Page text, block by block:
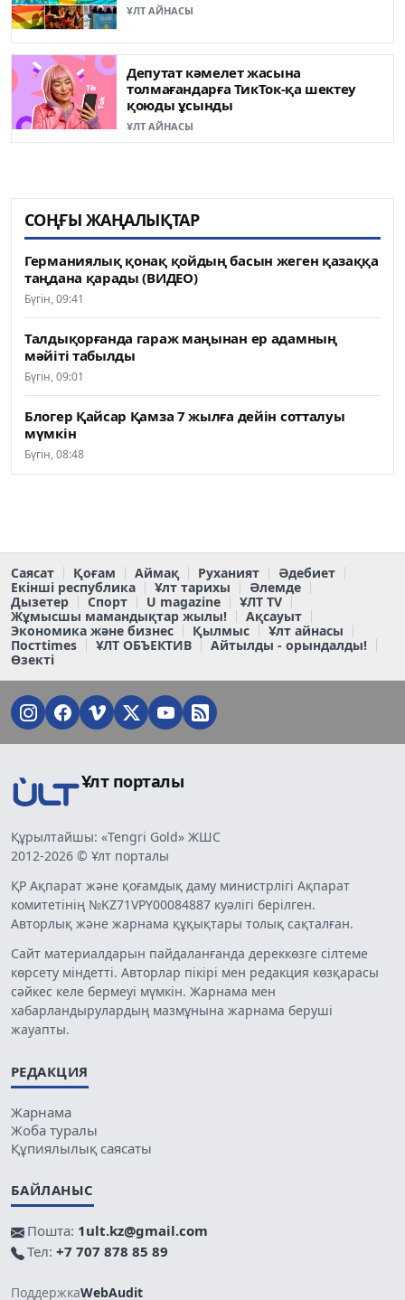
ҰЛТ АЙНАСЫ
Депутат кәмелет жасына
толмағандарға ТикТок-қа шектеу
қоюды ұсынды
ҰЛТ АЙНАСЫ
СОҢҒЫ ЖАҢАЛЫҚТАР
Германиялық қонақ қойдың басын жеген қазаққа
таңдана қарады (ВИДЕО)
Бүгін, 09:41
Талдықорғанда гараж маңынан ер адамның
мәйіті табылды
Бүгін, 09:01
Блогер Қайсар Қамза 7 жылға дейін сотталуы
мүмкін
Бүгін, 08:48
Саясат Қоғам Аймақ Руханият
Әдебиет
Екінші республика
Ұлт тарихы
Әлемде
Дызетер
Спорт U magazine
ҰЛТ TV
Жұмысшы мамандықтар жылы!
Ақсауыт
Экономика және бизнес
Қылмыс
Ұлт айнасы
Постtimes
ҰЛТ ОБЪЕКТИВ
Айтылды - орындалды!
Өзекті
Ұлт порталы
Құрылтайшы: «Tengri Gold» ЖШС
2012-2026 © Ұлт порталы
ҚР Ақпарат және қоғамдық даму министрлігі Ақпарат
комитетінің №KZ71VPY00084887 куәлігі берілген.
Авторлық және жарнама құқықтары толық сақталған.
Сайт материалдарын пайдаланғанда дереккөзге сілтеме
көрсету міндетті. Авторлар пікірі мен редакция көзқарасы
сәйкес келе бермеуі мүмкін. Жарнама мен
хабарландырулардың мазмұнына жарнама беруші
жауапты.
РЕДАКЦИЯ
Жарнама
Жоба туралы
Құпиялылық саясаты
БАЙЛАНЫС
Пошта: 1ult.kz@gmail.com
Тел: +7 707 878 85 89
ПоддержкаWebAudit